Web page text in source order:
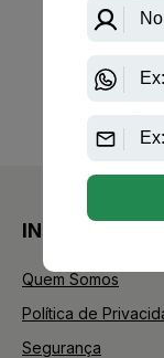
Quem Somos
Política de
Segurança